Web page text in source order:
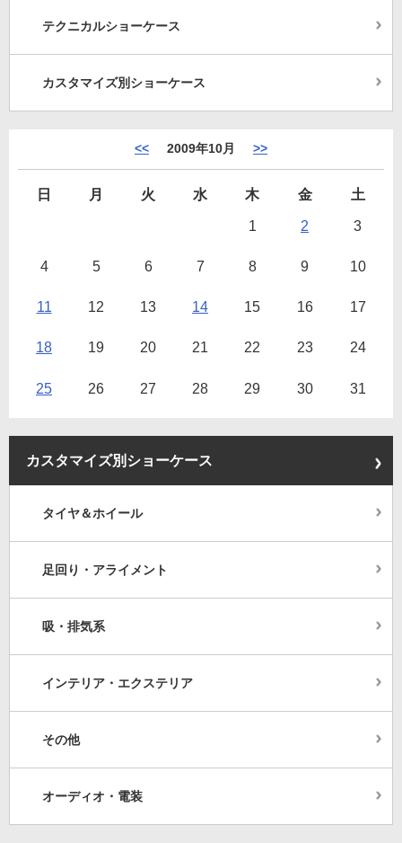
テクニカルショーケース
カスタマイズ別ショーケース
<< 2009年10月 >>
日 月 火 水 木 金
土
1
2 3
4 5 6 7 8 9 10
11 12 13 14 15 16 17
18 19 20 21 22 23 24
25 26 27 28 29 30 31
カスタマイズ別ショーケース
タイヤ＆ホイール
足回り・アライメント
吸・排気系
インテリア・エクステリア
その他
オーディオ・電装